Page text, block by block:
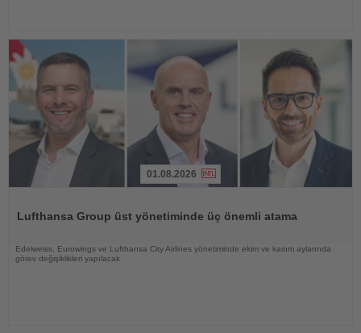
01.08.2026
Lufthansa Group üst yönetiminde üç önemli atama
Edelweiss, Eurowings ve Lufthansa City Airlines yönetiminde ekim ve kasım aylarında
görev değişiklikleri yapılacak